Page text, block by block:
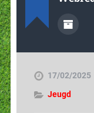
17/02/2025
Jeugd